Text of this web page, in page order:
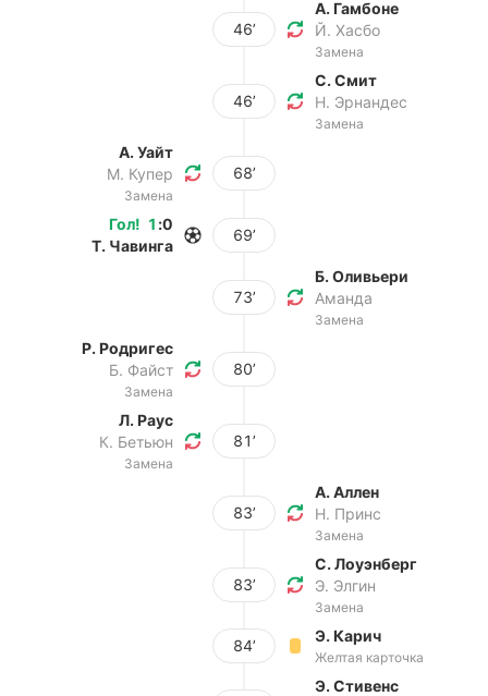
46’
А. Гамбоне
Й. Хасбо
Замена
46’
С. Смит
Н. Эрнандес
Замена
А. Уайт
М. Купер
Замена
68’
Гол! 1 :0
Т. Чавинга
69’
73’
Б. Оливьери
Аманда
Замена
Р. Родригес
Б. Файст
Замена
80’
Л. Раус
К. Бетьюн
Замена
81’
83’
А. Аллен
Н. Принс
Замена
83’
С. Лоуэнберг
Э. Элгин
Замена
84’
Э. Карич
Желтая карточка
Э. Стивенс